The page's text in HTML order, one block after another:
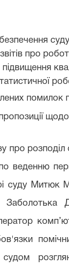
про
помилок
про
веденню
суду Митюк
Заболотька